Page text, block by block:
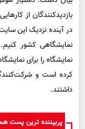
بازدیدکنندگان از
در آینده نزدیک این
نمایشگاهی کشور
کرده است و
داشتند.
پربیننده ترین پست